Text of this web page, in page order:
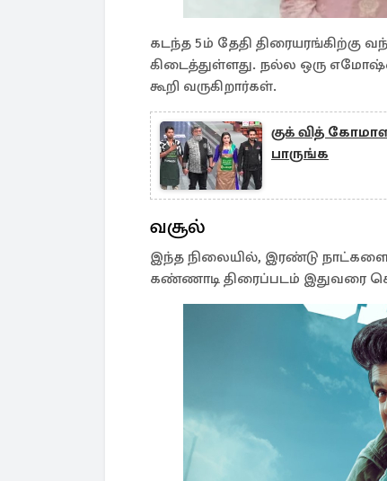
கடந்த 5ம் தேதி திரையரங்கிற்கு
கிடைத்துள்ளது. நல்ல ஒரு
கூறி வருகிறார்கள்.
குக் வித்
பாருங்க
வசூல்
இந்த நிலையில், இரண்டு நாட்களை
கண்ணாடி திரைப்படம் இதுவரை